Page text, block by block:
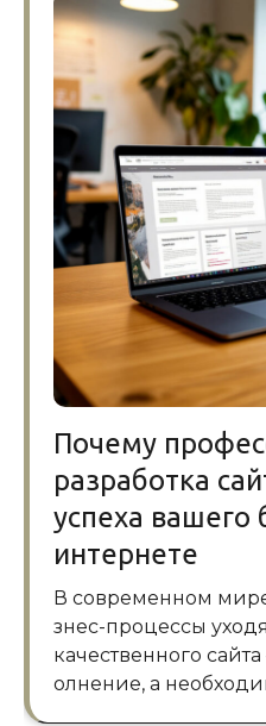
Почему
разработка
успеха вашего
интернете
В современном мире, когда почти все би
знес-процессы
качественного
олнение, а